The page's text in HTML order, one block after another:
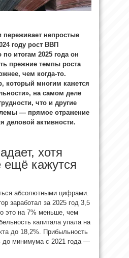
непростые
году рост ВВП
по итогам 2025 года он
прежние темпы роста
чем когда-то.
который многим кажется
на самом деле
что и другие
— прямое отражение
деловой активности.
хотя
кажутся
абсолютными цифрами.
заработал за 2025 год 3,5
это на 7% меньше, чем
капитала упала на
до 18,2%. Прибыльность
до минимума с 2021 года —